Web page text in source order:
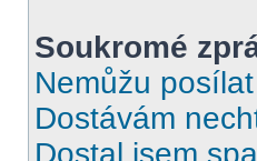
Soukromé
Nemůžu
Dostávám
Dostal jsem